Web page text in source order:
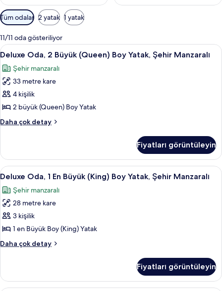
Odalar
için
mevcut
filtreler
Tüm odalar 2 yatak 1 yatak
11/11 oda gösteriliyor
Deluxe
Oda,
2
Büyük
(Queen)
Boy
Yatak,
Şehir
için
tüm
fotoğrafları
görün
Deluxe Oda, 2 Büyük (Queen) Boy
9
Deluxe Oda, 2 Büyük (Queen) Boy Yatak, Şehir Manzaralı
Şehir manzaralı
33 metre kare
4 kişilik
2 büyük (Queen) Boy Yatak
Daha çok detay
Deluxe
(Queen)
Boy
Yatak,
Manzaralı
hakkında
fazla
detay
Fiyatları görüntüleyin
Deluxe
Oda,
1
En
Büyük
(King)
Boy
Yatak,
Manzaralı
için
Deluxe Oda, 1 En Büyük (King) Boy
9
Deluxe Oda, 1 En Büyük (King) Boy Yatak, Şehir Manzaralı
Şehir manzaralı
28 metre kare
3 kişilik
1 en Büyük Boy (King) Yatak
Daha çok detay
Deluxe
Büyük
(King)
Fiyatları görüntüleyin